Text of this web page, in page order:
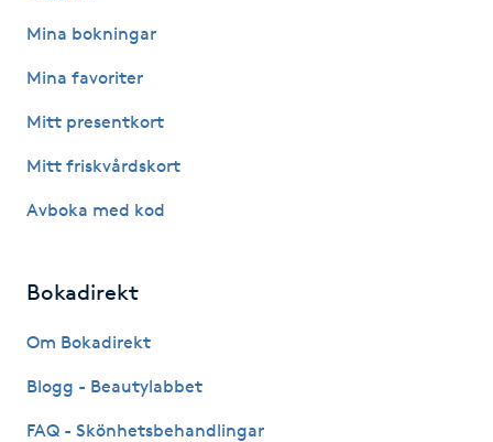
HIFU
Hot Stone Massage
Hot yoga
Hudföryngring
Huduppstramning
Hudvård
Mina bokningar
Mina favoriter
Mitt presentkort
Mitt friskvårdskort
Avboka med kod
Bokadirekt
Om Bokadirekt
Blogg - Beautylabbet
FAQ - Skönhetsbehandlingar